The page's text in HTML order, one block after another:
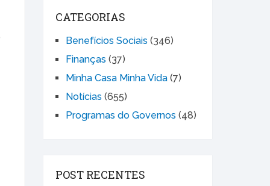
CATEGORIAS
Benefícios Sociais (346)
Finanças (37)
Minha Casa Minha Vida (7)
Notícias (655)
Programas do Governos (48)
POST RECENTES